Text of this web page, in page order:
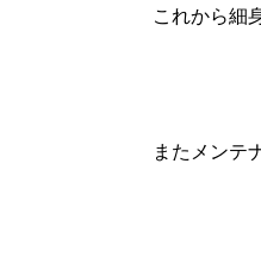
これから細
またメンテ